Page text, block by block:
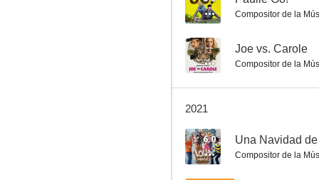
La reina de los concursos
6.5
Compositor de la
-- Joe vs. Carole
Compositor de la
2021
6.0 Una Navidad
Compositor de la